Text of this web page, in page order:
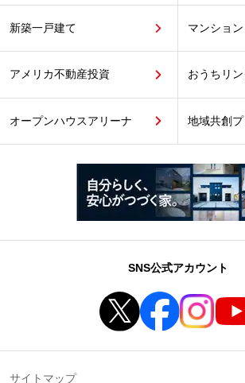
新築一戸建て マンション
アメリカ不動産投資 おうちリン
オープンハウスアリーナ 地域共創
SNS公式アカウント
サイトマップ